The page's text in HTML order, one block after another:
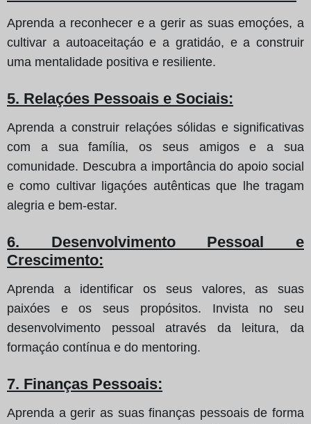
Aprenda a reconhecer e a gerir as suas emoçóes, a
cultivar a autoaceitaçáo e a gratidáo, e a construir
uma mentalidade positiva e resiliente.
5. Relaçóes Pessoais e Sociais:
Aprenda a construir relaçóes sólidas e significativas
com a sua família, os seus amigos e a sua
comunidade. Descubra a importância do apoio social
e como cultivar ligaçóes autênticas que lhe tragam
alegria e bem-estar.
6. Desenvolvimento Pessoal e
Crescimento:
Aprenda a identificar os seus valores, as suas
paixóes e os seus propósitos. Invista no seu
desenvolvimento pessoal através da leitura, da
formaçáo contínua e do mentoring.
7. Finanças Pessoais:
Aprenda a gerir as suas finanças pessoais de forma